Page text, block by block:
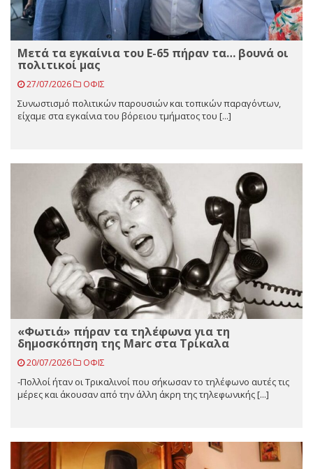
Μετά τα εγκαίνια του Ε-65 πήραν τα… βουνά οι
πολιτικοί μας
27/07/2026 ΟΦΙΣ
Συνωστισμό πολιτικών παρουσιών και τοπικών παραγόντων,
είχαμε στα εγκαίνια του βόρειου τμήματος του [...]
«Φωτιά» πήραν τα τηλέφωνα για τη
δημοσκόπηση της Marc στα Τρίκαλα
20/07/2026 ΟΦΙΣ
-Πολλοί ήταν οι Τρικαλινοί που σήκωσαν το τηλέφωνο αυτές τις
μέρες και άκουσαν από την άλλη άκρη της τηλεφωνικής [...]